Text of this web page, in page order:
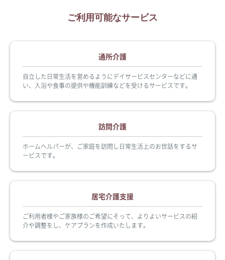
ご利用可能なサービス
通所介護
自立した日常生活を営めるようにデイサービスセンターなどに通
い、入浴や食事の提供や機能訓練などを受けるサービスです。
訪問介護
ホームヘルパーが、ご家庭を訪問し日常生活上のお世話をするサ
ービスです。
居宅介護支援
ご利用者様やご家族様のご希望にそって、よりよいサービスの紹
介や調整をし、ケアプランを作成いたします。